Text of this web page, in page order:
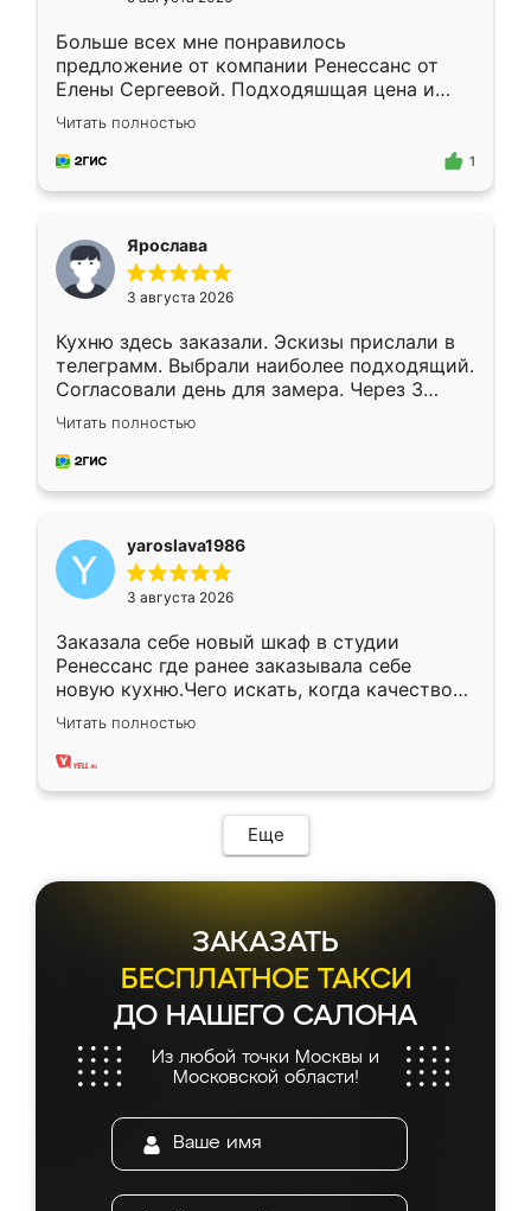
Больше всех мне понравилось
предложение от компании Ренессанс от
Елены Сергеевой. Подходяшщая цена и
короткие сроки изготовления. Приехавший
для замера сотрудник Владислав
предложил по моему эскизу самый
Читать полностью
1
Ярослава
3 августа 2026
Кухню здесь заказали. Эскизы прислали в
телеграмм. Выбрали наиболее подходящий.
Согласовали день для замера. Через 3
недели кухня была уже готова. Остались
довольны работой. Спасибо Ренессанс
мебель за качественную работу!
Читать полностью
yaroslava1986
3 августа 2026
Заказала себе новый шкаф в студии
Ренессанс где ранее заказывала себе
новую кухню.Чего искать, когда качеством
вполне довольна. Служит кухня уже почти
два года, нареканий нет.
Читать полностью
Еще
ЗАКАЗАТЬ
БЕСПЛАТНОЕ ТАКСИ
ДО НАШЕГО САЛОНА
Из любой точки Москвы и
Московской области!